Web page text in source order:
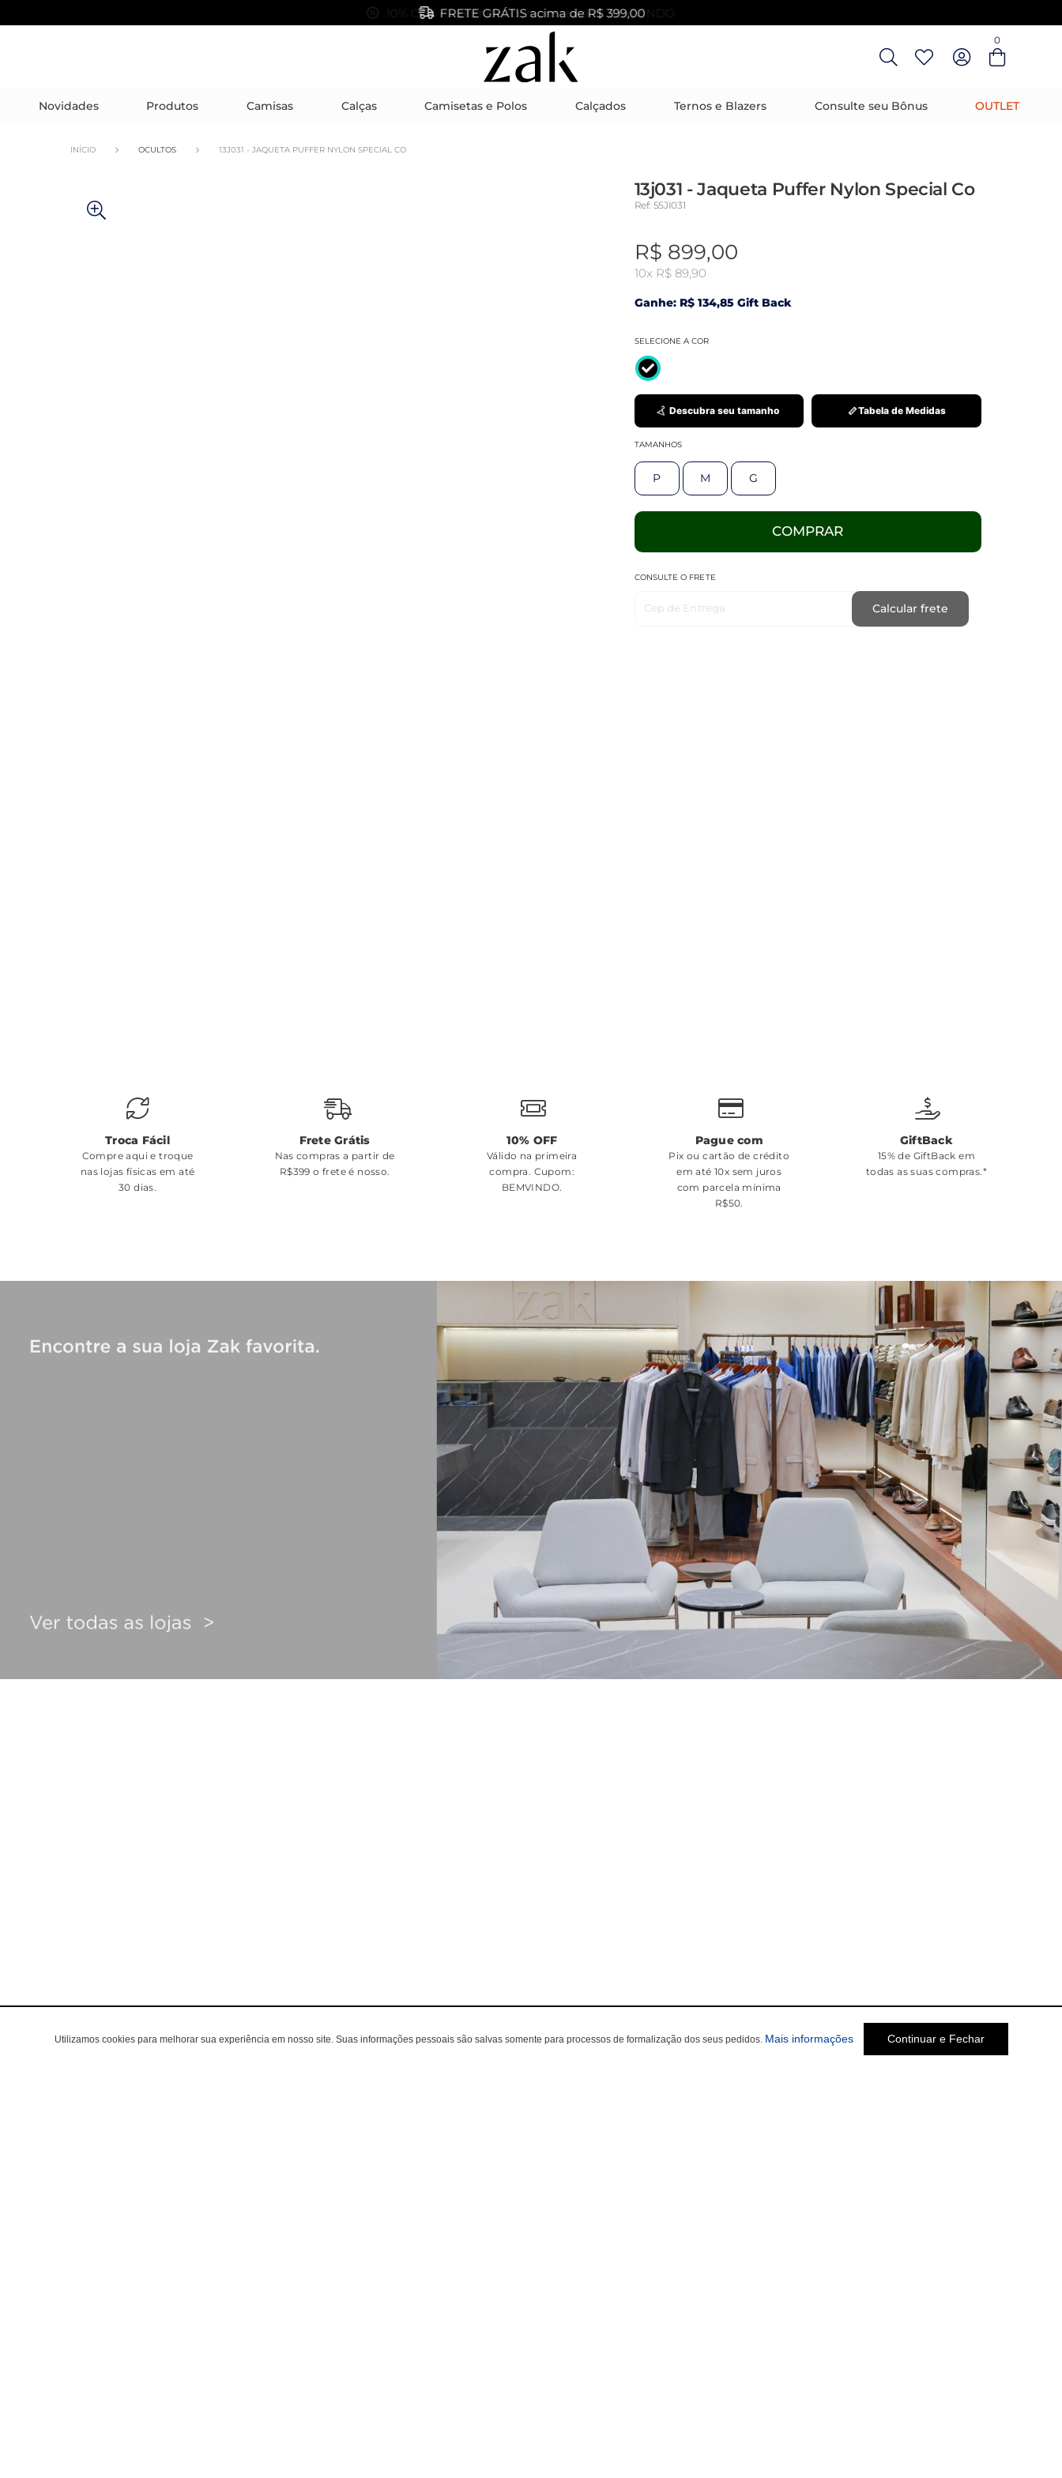
Entre com email ou cpf/cnpj
FRETE GRÁTIS acima de R$ 399,00
0
Novidades Produtos Camisas Calças Camisetas e Polos Calçados Ternos e Blazers Consulte seu Bônus OUTLET
INÍCIO OCULTOS 13J031 - JAQUETA PUFFER NYLON SPECIAL CO
13j031 - Jaqueta Puffer Nylon Special Co
Ref: 55JI031
R$ 899,00
10x R$ 89,90
Ganhe: R$ 134,85 Gift Back
SELECIONE A COR
Descubra seu tamanho Tabela de Medidas
TAMANHOS
P M G
COMPRAR
CONSULTE O FRETE
Cep de Entrega Calcular frete
Troca Fácil
Compre aqui e troque
nas lojas físicas em até
30 dias.
Frete Grátis
Nas compras a partir de
R$399 o frete é nosso.
10% OFF
Válido na primeira
compra. Cupom:
BEMVINDO.
Pague com
Pix ou cartão de crédito
em até 10x sem juros
com parcela mínima
R$50.
GiftBack
15% de GiftBack em
todas as suas compras.*
Utilizamos cookies para melhorar sua experiência em nosso site. Suas informações pessoais são salvas somente para processos de formalização dos seus pedidos. Mais informações Continuar e Fechar